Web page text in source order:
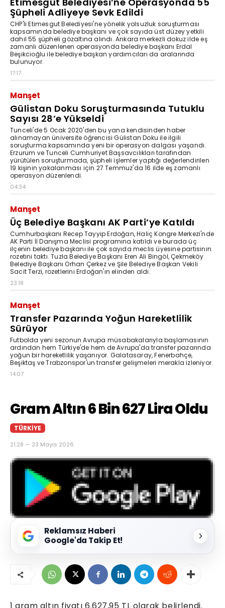
Şüpheli Adliyeye Sevk Edildi
CHP'li Etimesgut Belediyesi'ne yönelik yolsuzluk soruşturması
kapsamında belediye başkanı ve çok sayıda üst düzey yetkili
dahil 55 şüpheli gözaltına alındı. Ankara merkezli dokuz ilde eş
zamanlı düzenlenen operasyonda belediye başkanı Erdal
Beşikcioğlu ile belediye başkan yardımcıları da aralarında
bulunuyor.
17:17
Manşet
Gülistan Doku Soruşturmasında Tutuklu
Sayısı 28’e Yükseldi
Tunceli'de 5 Ocak 2020'den bu yana kendisinden haber
alınamayan üniversite öğrencisi Gülistan Doku ile ilgili
soruşturma kapsamında yeni bir operasyon dalgası yaşandı.
Erzurum ve Tunceli Cumhuriyet Başsavcılıkları tarafından
yürütülen soruşturmada, şüpheli işlemler yaptığı değerlendirilen
19 kişinin yakalanması için 27 Temmuz'da 16 ilde eş zamanlı
operasyon düzenlendi.
04:34
Manşet
Üç Belediye Başkanı AK Parti’ye Katıldı
Cumhurbaşkanı Recep Tayyip Erdoğan, Haliç Kongre Merkezi'nde
AK Parti İl Danışma Meclisi programına katıldı ve burada üç
ilçenin belediye başkanı ile çok sayıda meclis üyesine partisinin
rozetini taktı. Tuzla Belediye Başkanı Eren Ali Bingöl, Çekmeköy
Belediye Başkanı Orhan Çerkez ve Şile Belediye Başkan Vekili
Sacit Terzi, rozetlerini Erdoğan'ın elinden aldı.
23:18
Manşet
Transfer Pazarında Yoğun Hareketlilik
Sürüyor
Futbolda yeni sezonun Avrupa müsabakalarıyla başlamasının
ardından hem Türkiye'de hem de Avrupa'da transfer pazarında
yoğun bir hareketlilik yaşanıyor. Galatasaray, Fenerbahçe,
Beşiktaş ve Trabzonspor'un transfer gelişmeleri merakla izleniyor.
14:07